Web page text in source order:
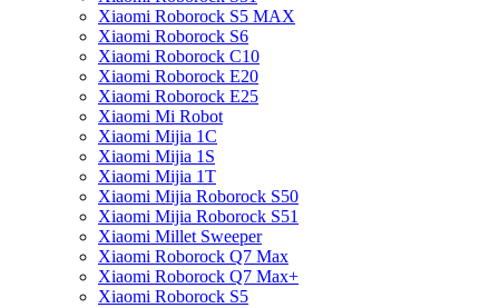
Xiaomi Roborock S5 MAX
Xiaomi Roborock S6
Xiaomi Roborock C10
Xiaomi Roborock E20
Xiaomi Roborock E25
Xiaomi Mi Robot
Xiaomi Mijia 1C
Xiaomi Mijia 1S
Xiaomi Mijia 1T
Xiaomi Mijia Roborock S50
Xiaomi Mijia Roborock S51
Xiaomi Millet Sweeper
Xiaomi Roborock Q7 Max
Xiaomi Roborock Q7 Max+
Xiaomi Roborock S5